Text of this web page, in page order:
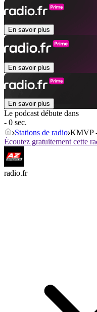
En savoir plus
En savoir plus
En savoir plus
Le podcast débute dans
- 0 sec.
Stations de radio KMVP
Écoutez gratuitement cette
radio.fr